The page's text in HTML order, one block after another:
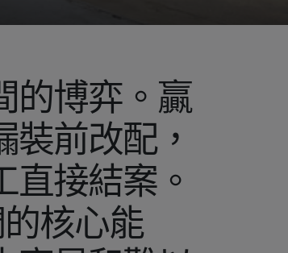
的博弈。贏
前改配，
接結案。
核心能